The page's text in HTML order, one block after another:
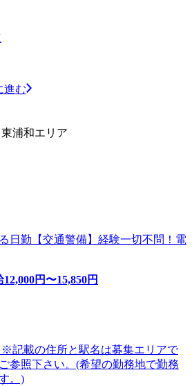
進む
浦和エリア
日勤【交通警備】経験一切不問！電
12,000円〜15,850円
記載の住所と駅名は募集エリアで
参照下さい。(希望の勤務地で勤務
。)